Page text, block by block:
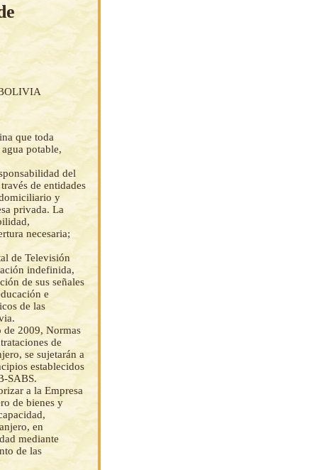
que toda
potable,
del
de entidades
y
privada. La
necesaria;
de Televisión
indefinida,
de sus señales
e
de las
de 2009, Normas
de
se sujetarán a
establecidos
SABS.
a la Empresa
de bienes y
en
mediante
de las